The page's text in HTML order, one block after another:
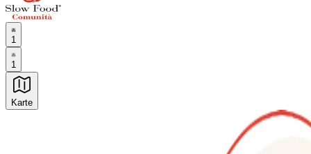
1
1
Karte
Unvergessliche kulinarische Erlebnisse: